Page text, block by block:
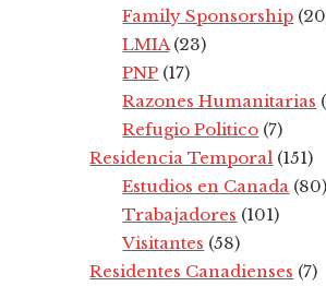
Family Sponsorship
LMIA(23)
PNP (17)
Razones Humanitarias
Refugio Politico (7)
Residencia Temporal (151)
Estudios en Canada (80)
Trabajadores (101)
Visitantes (58)
Residentes Canadienses (7)